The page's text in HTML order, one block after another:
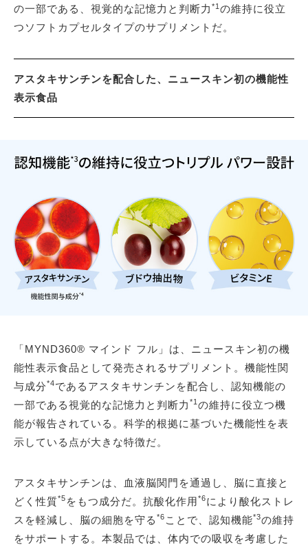
の一部である、視覚的な記憶力と判断力 *1 の維持に役立
つソフトカプセルタイプのサプリメントだ。
アスタキサンチンを配合した、ニュースキン初の機能性
表示食品
「MYND360® マインド フル」は、ニュースキン初の機
能性表示食品として発売されるサプリメント。機能性関
与成分*4であるアスタキサンチンを配合し、認知機能の
一部である視覚的な記憶力と判断力 *1 の維持に役立つ機
能が報告されている。科学的根拠に基づいた機能性を表
示している点が大きな特徴だ。
アスタキサンチンは、血液脳関門を通過し、脳に直接と
どく性質*5 をもつ成分だ。抗酸化作用*6により酸化ストレ
スを軽減し、脳の細胞を守る *6 ことで、認知機能*3の維持
をサポートする。本製品では、体内での吸収を考慮した